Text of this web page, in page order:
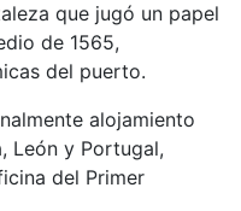
que jugó un papel
de 1565,
del puerto.
alojamiento
León y Portugal,
del Primer